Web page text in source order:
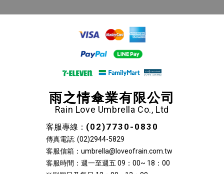
雨之情傘業有限公司
Rain Love Umbrella Co., Ltd
客服專線： (02)7730-0830
傳真電話: (02)2944-5829
客服信箱：umbrella@loveofrain.com.tw
客服時間：週一至週五 09：00~ 18：00